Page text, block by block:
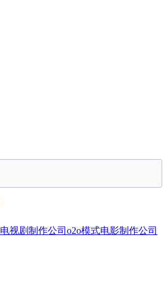
电视剧制作公司 o2o模式电影制作公司